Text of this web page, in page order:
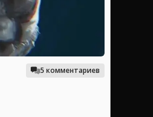
5 комментариев